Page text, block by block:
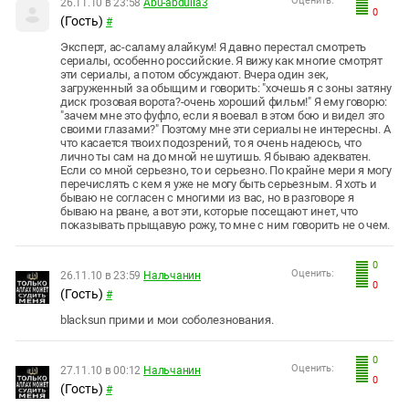
0
26.11.10 в 23:58 Abu-abdulla3
(Гость) #
Эксперт, ас-саламу алайкум! Я давно перестал смотреть
сериалы, особенно российские. Я вижу как многие смотрят
эти сериалы, а потом обсуждают. Вчера один зек,
загруженный за обыщим и говорить: "хочешь я с зоны затяну
диск грозовая ворота?-очень хороший фильм!" Я ему говорю:
"зачем мне это фуфло, если я воевал в этом бою и видел это
своими глазами?" Поэтому мне эти сериалы не интересны. А
что касается твоих подозрений, то я очень надеюсь, что
лично ты сам на до мной не шутишь. Я бываю адекватен.
Если со мной серьезно, то и серьезно. По крайне мери я могу
перечислять с кем я уже не могу быть серьезным. Я хоть и
бываю не согласен с многими из вас, но в разговоре я
бываю на рване, а вот эти, которые посещают инет, что
показывать прыщавую рожу, то мне с ним говорить не о чем.
0
0
Оценить:
26.11.10 в 23:59 Нальчанин
(Гость) #
blacksun прими и мои соболезнования.
0
0
Оценить:
27.11.10 в 00:12 Нальчанин
(Гость) #